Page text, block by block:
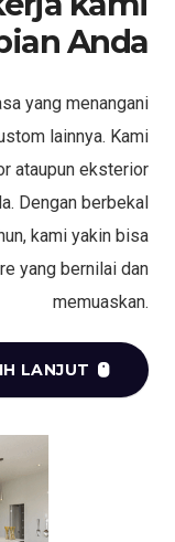
Anda
yang menangani
lainnya. Kami
ataupun eksterior
Dengan berbekal
kami yakin bisa
yang bernilai dan
memuaskan.
LANJUT